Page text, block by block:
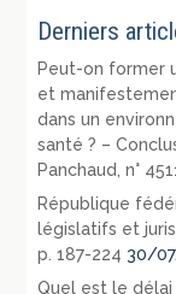
Derniers
Peut-on former
et
dans un
santé ? –
Panchaud, n°
République
législatifs et
p. 187-224 30/
Quel est le délai